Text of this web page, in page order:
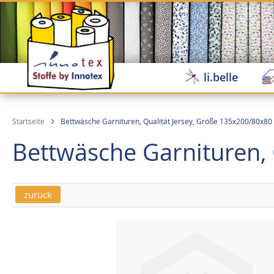
Direkt
zum
Inhalt
li.belle
Startseite Bettwäsche Garnituren, Qualität Jersey, Größe 135x200/80x80
Bettwäsche
zurück